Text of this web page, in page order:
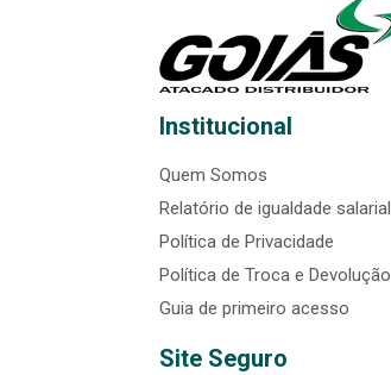
Institucional
Quem Somos
Relatório de igualdade salarial
Política de Privacidade
Política de Troca e Devolução
Guia de primeiro acesso
Site Seguro